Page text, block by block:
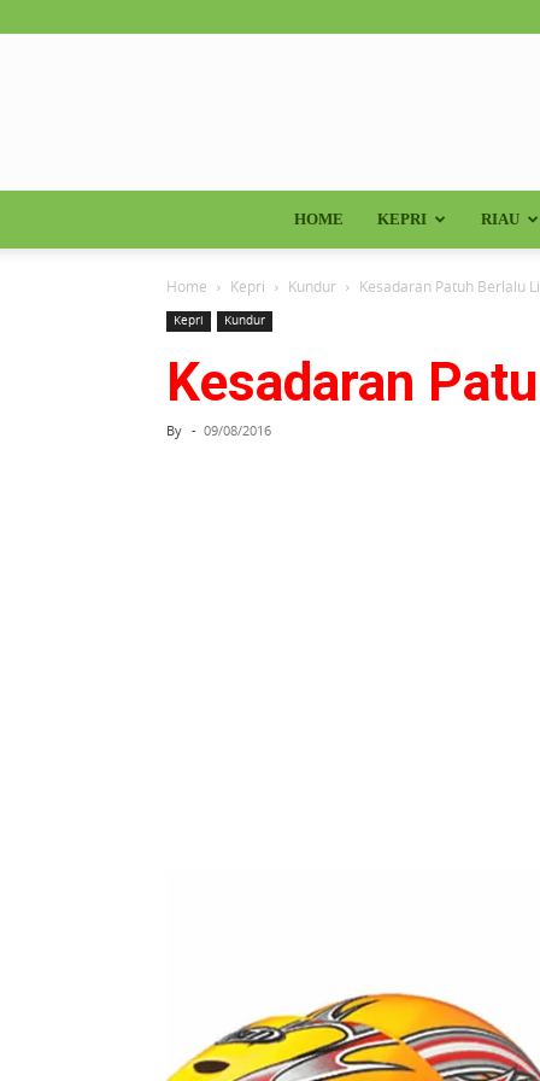
HOME KEPRI RIAU
Home Kepri Kundur Kesadaran Patuh Berlalu
Kepri Kundur
Kesadaran
By - 09/08/2016